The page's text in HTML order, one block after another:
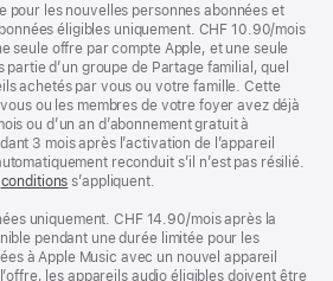
pour les nouvelles personnes abonnées et
éligibles uniquement. CHF 10.90/mois
seule offre par compte Apple, et une seule
d’un groupe de Partage familial, quel
achetés par vous ou votre famille. Cette
ou les membres de votre foyer avez déjà
ou d’un an d’abonnement gratuit à
3 mois après l’activation de l’appareil
reconduit s’il n’est pas résilié.
conditions s’appliquent.
uniquement. CHF 14.90/mois après la
pendant une durée limitée pour les
à Apple Music avec un nouvel appareil
les appareils audio éligibles doivent être